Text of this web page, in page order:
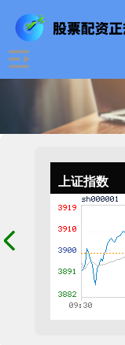
上证指数